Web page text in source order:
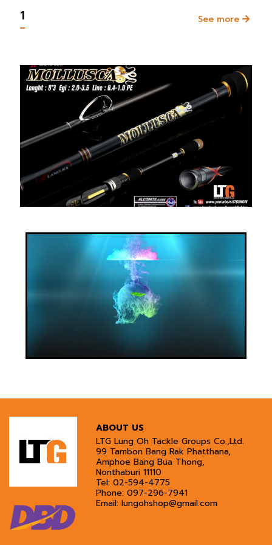
1 See more
ABOUT US
LTG Lung Oh Tackle Groups Co.,Ltd.
99 Tambon Bang Rak Phatthana,
Amphoe Bang Bua Thong,
Nonthaburi 11110
Tel: 02-594-4775
Phone: 097-296-7941
Email: lungohshop@gmail.com